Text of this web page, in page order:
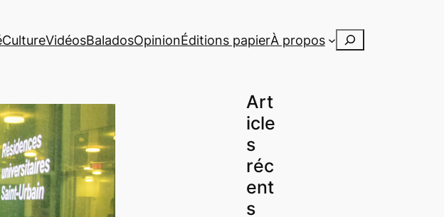
CultureVidéosBaladosOpinionÉditions papierÀ propos Rechercher
Art
icle
s
réc
ent
s